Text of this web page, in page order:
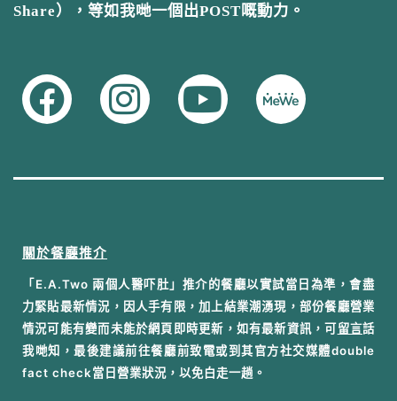
Share），等如我哋一個出POST嘅動力。
關於餐廳推介
「E.A.Two 兩個人醫吓肚」推介的餐廳以實試當日為準，會盡
力緊貼最新情況，因人手有限，加上結業潮湧現，部份餐廳營業
情況可能有變而未能於網頁即時更新，如有最新資訊，可留言話
我哋知，最後建議前往餐廳前致電或到其官方社交媒體double
fact check當日營業狀況，以免白走一趟。